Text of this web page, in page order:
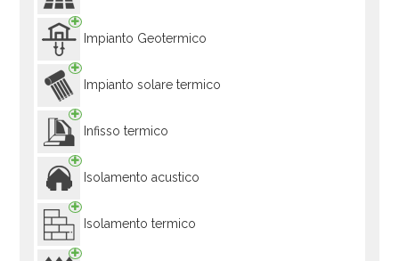
Impianto Geotermico
Impianto solare termico
Infisso termico
Isolamento acustico
Isolamento termico